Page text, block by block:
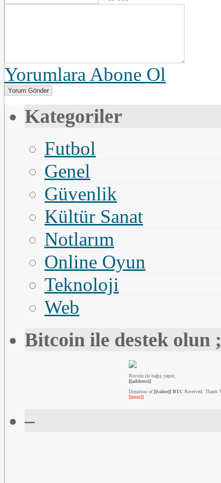
Yorumlara Abone Ol
Kategoriler
Futbol
Genel
Güvenlik
Kültür Sanat
Notlarım
Online Oyun
Teknoloji
Web
Bitcoin ile destek olun
Bitcoin ile bağış yapın;
[[address]]
Donation of [[value]] BTCReceived. Thank
[[error]]
–